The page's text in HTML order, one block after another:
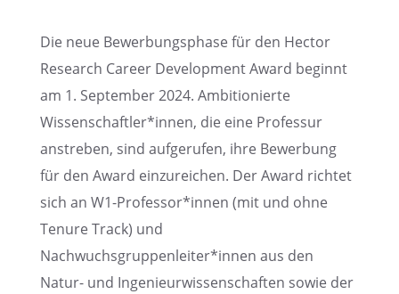
Die neue Bewer­bungs­phase für den Hector
Research Career Develo­p­ment Award beginnt
am 1. Septem­ber 2024. Ambitio­nierte
Wissenschaftler*innen, die eine Profes­sur
anstre­ben, sind aufge­ru­fen, ihre Bewer­bung
für den Award einzu­rei­chen. Der Award richtet
sich an W1-Professor*innen (mit und ohne
Tenure Track) und
Nachwuchsgruppenleiter*innen aus den
Natur- und Ingenieur­wis­sen­schaf­ten sowie der